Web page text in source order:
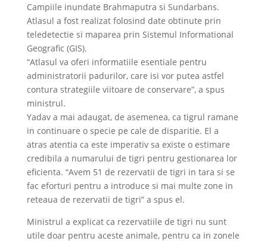
Campiile inundate Brahmaputra si Sundarbans.
Atlasul a fost realizat folosind date obtinute prin
teledetectie si maparea prin Sistemul Informational
Geografic (GIS).
“Atlasul va oferi informatiile esentiale pentru
administratorii padurilor, care isi vor putea astfel
contura strategiile viitoare de conservare”, a spus
ministrul.
Yadav a mai adaugat, de asemenea, ca tigrul ramane
in continuare o specie pe cale de disparitie. El a
atras atentia ca este imperativ sa existe o estimare
credibila a numarului de tigri pentru gestionarea lor
eficienta. “Avem 51 de rezervatii de tigri in tara si se
fac eforturi pentru a introduce si mai multe zone in
reteaua de rezervatii de tigri” a spus el.
Ministrul a explicat ca rezervatiile de tigri nu sunt
utile doar pentru aceste animale, pentru ca in zonele